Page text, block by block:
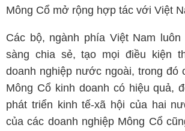
Mông Cổ mở rộng hợp tác với Việt
Các bộ, ngành phía Việt Nam luôn
sàng chia sẻ, tạo mọi điều kiện
doanh nghiệp nước ngoài, trong đó
Mông Cổ kinh doanh có hiệu quả,
phát triển kinh tế-xã hội của hai
của các doanh nghiệp Mông Cổ